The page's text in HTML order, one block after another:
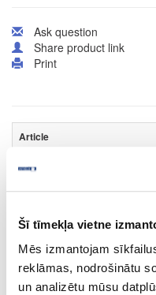
Šī tīmekļa vietne
Mēs izmantojam
reklāmas, nodrošinātu
un analizētu mūsu
Ask question
Share product link
Print